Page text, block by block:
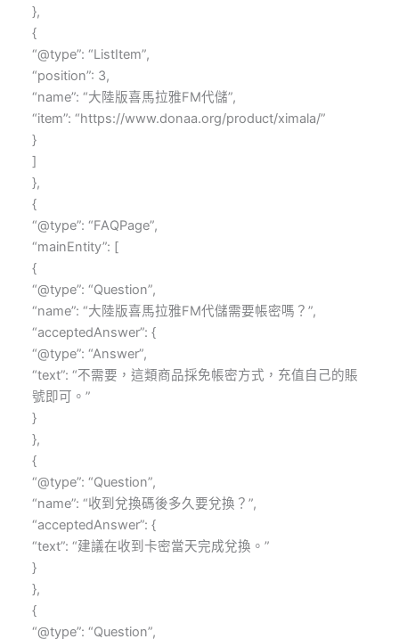
},
{
“@type”: “ListItem”,
“position”: 3,
“name”: “大陸版喜馬拉雅FM代儲”,
“item”: “https://www.donaa.org/product/ximala/”
}
]
},
{
“@type”: “FAQPage”,
“mainEntity”: [
{
“@type”: “Question”,
“name”: “大陸版喜馬拉雅FM代儲需要帳密嗎？”,
“acceptedAnswer”: {
“@type”: “Answer”,
“text”: “不需要，這類商品採免帳密方式，充值自己的賬
號即可。”
}
},
{
“@type”: “Question”,
“name”: “收到兌換碼後多久要兌換？”,
“acceptedAnswer”: {
“text”: “建議在收到卡密當天完成兌換。”
}
},
{
“@type”: “Question”,